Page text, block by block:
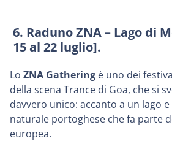
6. Raduno ZNA– Lago di
15 al 22 luglio].
Lo ZNA Gathering è uno dei
della scena Trance di Goa, che si
davvero unico: accanto a un lago
naturale portoghese che fa parte
europea.